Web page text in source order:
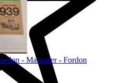
- Manualer - Fordon